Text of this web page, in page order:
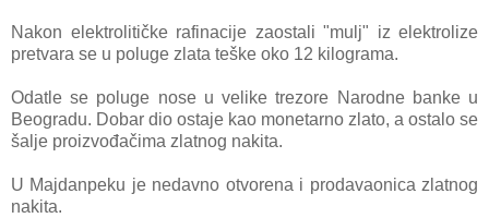
Nakon elektrolitičke rafinacije zaostali "mulj" iz elektrolize
pretvara se u poluge zlata teške oko 12 kilograma.
Odatle se poluge nose u velike trezore Narodne banke u
Beogradu. Dobar dio ostaje kao monetarno zlato, a ostalo se
šalje proizvođačima zlatnog nakita.
U Majdanpeku je nedavno otvorena i prodavaonica zlatnog
nakita.